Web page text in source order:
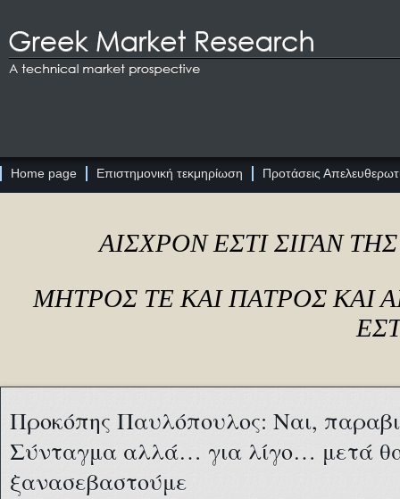
Home page Επιστημονική τεκμηρίωση Προτάσεις
ΑΙΣΧΡΟΝ ΕΣΤΙ ΣΙΓΑΝ
ΜΗΤΡΟΣ ΤΕ ΚΑΙ ΠΑΤΡΟΣ ΚΑΙ
Προκόπης Παυλόπουλος: Ναι,
Σύνταγμα αλλά… για λίγο… μετά
ξανασεβαστούμε